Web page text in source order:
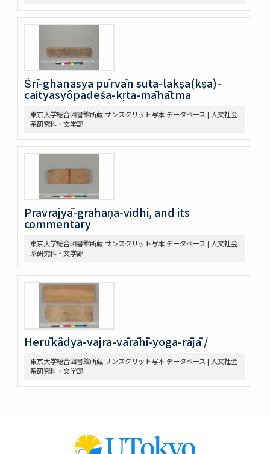
Śrī-ghanasya pūrvān suta-lakṣa(kṣa)-
caityasyôpadeśa-kṛta-māhātma
東京大学総合図書館所蔵 サンスクリット写本 データベース | 人文社会
系研究科・文学部
Pravrajyā-grahaṇa-vidhi, and its
commentary
東京大学総合図書館所蔵 サンスクリット写本 データベース | 人文社会
系研究科・文学部
Herūkâdya-vajra-vārāhī-yoga-rājā /
東京大学総合図書館所蔵 サンスクリット写本 データベース | 人文社会
系研究科・文学部